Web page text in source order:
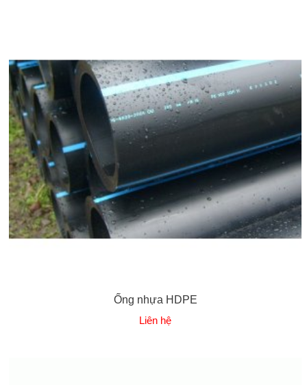
Ống nhựa HDPE
Liên hệ